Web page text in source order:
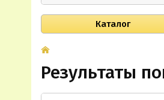
Каталог
Результаты